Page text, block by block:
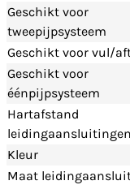
Geschikt voor
tweepijpsysteem
Geschikt voor vul/
Geschikt voor
éénpijpsysteem
Hartafstand
leidingaansluitingen
Kleur
Maat